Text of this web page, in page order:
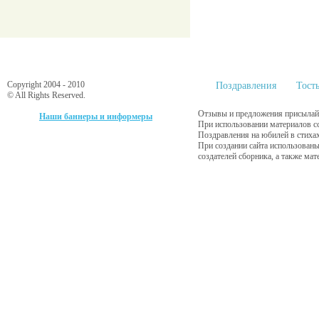
Copyright 2004 - 2010
© All Rights Reserved.
Наши баннеры и информеры
Поздравления
Отзывы и предложения
При использовании материалов
Поздравления на юбилей в
При создании сайта
создателей сборника, а также